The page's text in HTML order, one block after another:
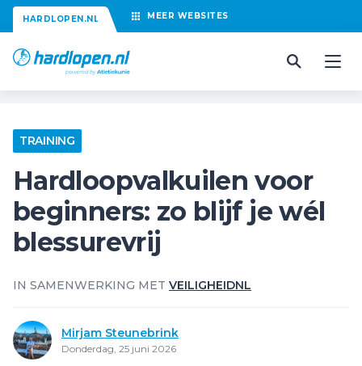
HARDLOPEN.NL MEER WEBSITES
TRAINING
Hardloopvalkuilen voor
beginners: zo blijf je wél
blessurevrij
IN SAMENWERKING MET VEILIGHEIDNL
Mirjam Steunebrink
Donderdag, 25 juni 2026